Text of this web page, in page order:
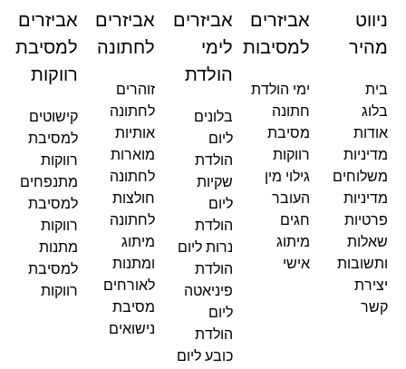
ניווט
מהיר
בית
בלוג
אודות
מדיניות
משלוחים
מדיניות
פרטיות
שאלות
ותשובות
יצירת
קשר
אביזרים
למסיבות
ימי הולדת
חתונה
מסיבת
רווקות
גילוי מין
העובר
חגים
מיתוג
אישי
אביזרים
לימי
הולדת
בלונים
ליום
הולדת
שקיות
ליום
הולדת
נרות ליום
הולדת
פיניאטה
ליום
הולדת
כובע ליום
אביזרים
לחתונה
זוהרים
לחתונה
אותיות
מוארות
לחתונה
חולצות
לחתונה
מיתוג
ומתנות
לאורחים
מסיבת
נישואים
אביזרים
למסיבת
רווקות
קישוטים
למסיבת
רווקות
מתנפחים
למסיבת
רווקות
מתנות
למסיבת
רווקות